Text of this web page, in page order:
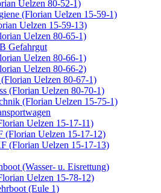
Uelzen 80-52-1)
(Florian Uelzen 15-59-1)
Uelzen 15-59-13)
Uelzen 80-65-1)
Gefahrgut
Uelzen 80-66-1)
Uelzen 80-66-2)
Uelzen 80-67-1)
(Florian Uelzen 80-70-1)
(Florian Uelzen 15-75-1)
Uelzen 15-17-11)
(Florian Uelzen 15-17-12)
(Florian Uelzen 15-17-13)
(Wasser- u. Eisrettung)
Uelzen 15-78-12)
(Eule 1)